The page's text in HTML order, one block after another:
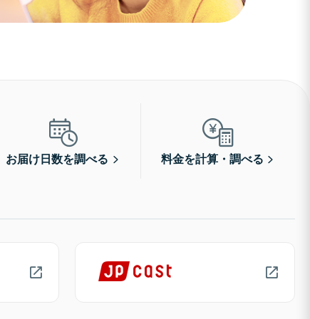
お届け日数を調べる 料金を計算・調べる